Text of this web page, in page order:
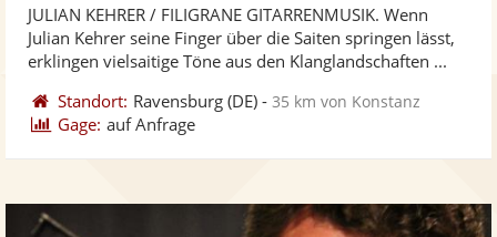
5
Sternen
JULIAN KEHRER / FILIGRANE GITARRENMUSIK. Wenn
Julian Kehrer seine Finger über die Saiten springen lässt,
erklingen vielsaitige Töne aus den Klanglandschaften ...
Standort: Ravensburg (DE) -35 km von Konstanz
Gage: auf Anfrage